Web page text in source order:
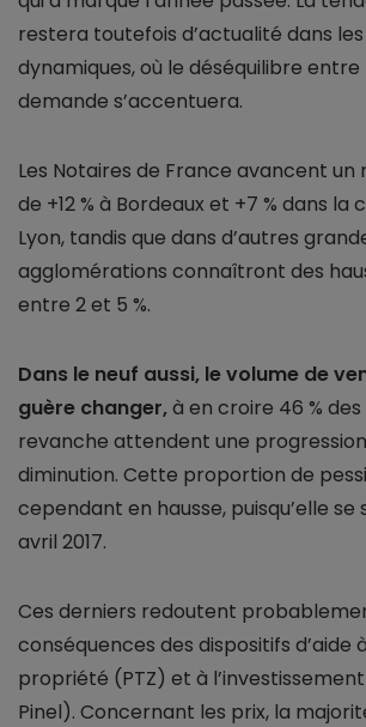
restera toutefois d’actualité dans les
dynamiques, où le déséquilibre entre
demande s’accentuera.
Les Notaires de France avancent
de +12 % à Bordeaux et +7 % dans la
Lyon, tandis que dans d’autres
agglomérations connaîtront des
entre 2 et 5 %.
Dans le neuf aussi, le volume de
guère changer,à en croire 46 % des
revanche attendent une progression,
diminution. Cette proportion de
cependant en hausse, puisqu’elle se
avril 2017.
Ces derniers redoutent
conséquences des dispositifs d’aide
propriété (PTZ) et à
Pinel). Concernant les prix, la